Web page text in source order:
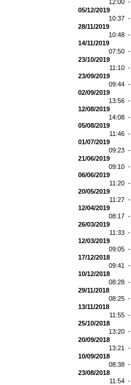
12:00 -
05/12/2019
10:37 -
28/11/2019
10:48 -
14/11/2019
07:50 -
23/10/2019
11:10 -
23/09/2019
09:44 -
02/09/2019
13:56 -
12/08/2019
14:08 -
05/08/2019
11:46 -
01/07/2019
09:23 -
21/06/2019
09:10 -
06/06/2019
11:20 -
20/05/2019
11:27 -
12/04/2019
08:17 -
26/03/2019
11:33 -
12/03/2019
09:05 -
17/12/2018
09:41 -
10/12/2018
08:28 -
29/11/2018
08:25 -
13/11/2018
11:55 -
25/10/2018
13:20 -
20/09/2018
13:21 -
10/09/2018
08:38 -
23/08/2018
11:54 -